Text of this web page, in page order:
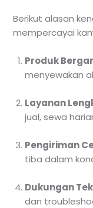
Berikut alasan
mempercayai
Produk
menyewakan
Layanan
jual, sewa
Pengiriman
tiba dalam
Dukungan
dan